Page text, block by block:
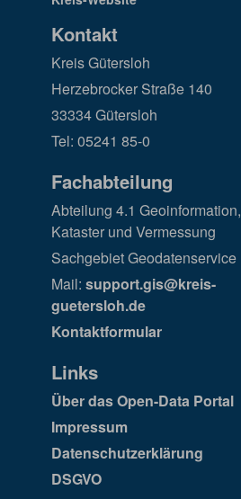
Kontakt
Kreis Gütersloh
Herzebrocker Straße 140
33334 Gütersloh
Tel: 05241 85-0
Fachabteilung
Abteilung 4.1 Geoinformation,
Kataster und Vermessung
Sachgebiet Geodatenservice
Mail: support.gis@kreis-
guetersloh.de
Kontaktformular
Links
Über das Open-Data Portal
Impressum
Datenschutzerklärung
DSGVO